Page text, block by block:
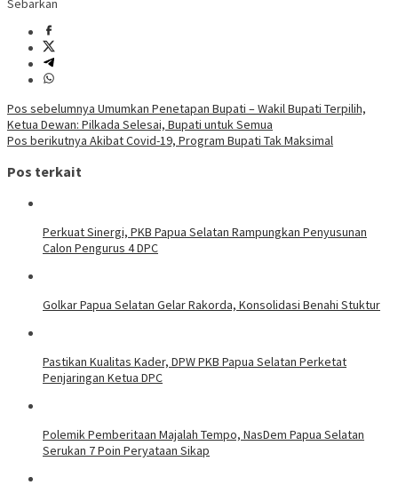
Sebarkan
Navigasi
pos
Pos sebelumnya Umumkan Penetapan Bupati – Wakil Bupati Terpilih,
Ketua Dewan: Pilkada Selesai, Bupati untuk Semua
Pos berikutnya Akibat Covid-19, Program Bupati Tak Maksimal
Pos terkait
Perkuat Sinergi, PKB Papua Selatan Rampungkan Penyusunan
Calon Pengurus 4 DPC
Golkar Papua Selatan Gelar Rakorda, Konsolidasi Benahi Stuktur
Pastikan Kualitas Kader, DPW PKB Papua Selatan Perketat
Penjaringan Ketua DPC
Polemik Pemberitaan Majalah Tempo, NasDem Papua Selatan
Serukan 7 Poin Peryataan Sikap